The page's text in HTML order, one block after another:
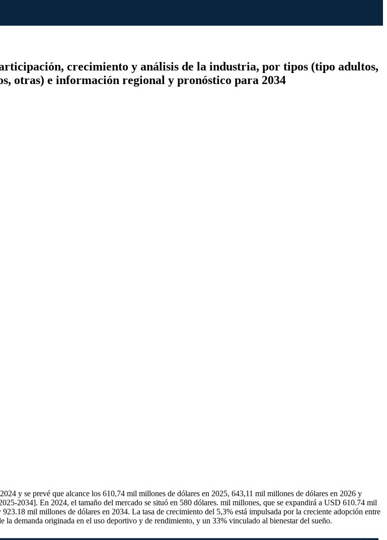
crecimiento y análisis de la industria, por tipos (tipo adultos,
otras) e información regional y pronóstico para 2034
y se prevé que alcance los 610,74 mil millones de dólares en 2025, 643,11 mil millones de dólares en 2026 y
2034]. En 2024, el tamaño del mercado se situó en 580 dólares. mil millones, que se expandirá a USD 610.74 mil
mil millones de dólares en 2034. La tasa de crecimiento del 5,3% está impulsada por la creciente adopción entre
demanda originada en el uso deportivo y de rendimiento, y un 33% vinculado al bienestar del sueño.